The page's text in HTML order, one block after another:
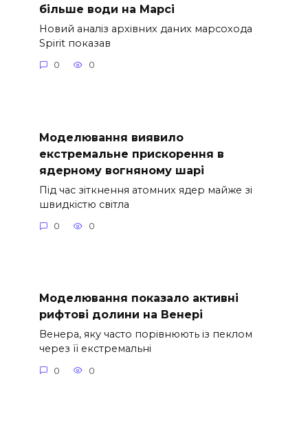
більше води на Марсі
Новий аналіз архівних даних марсохода
Spirit показав
0 0
Моделювання виявило
екстремальне прискорення в
ядерному вогняному шарі
Під час зіткнення атомних ядер майже зі
швидкістю світла
0 0
Моделювання показало активні
рифтові долини на Венері
Венера, яку часто порівнюють із пеклом
через її екстремальні
0 0